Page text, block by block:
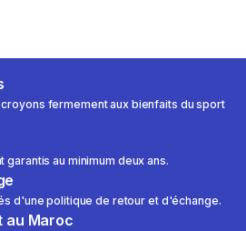
fermement aux bienfaits du sport
garantis au minimum deux ans.
d'une politique de retour et d'échange.
au Maroc